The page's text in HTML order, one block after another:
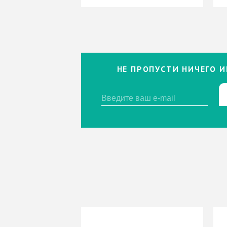
НЕ ПРОПУСТИ НИЧЕГО